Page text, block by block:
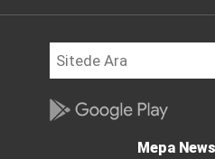
Mepa News